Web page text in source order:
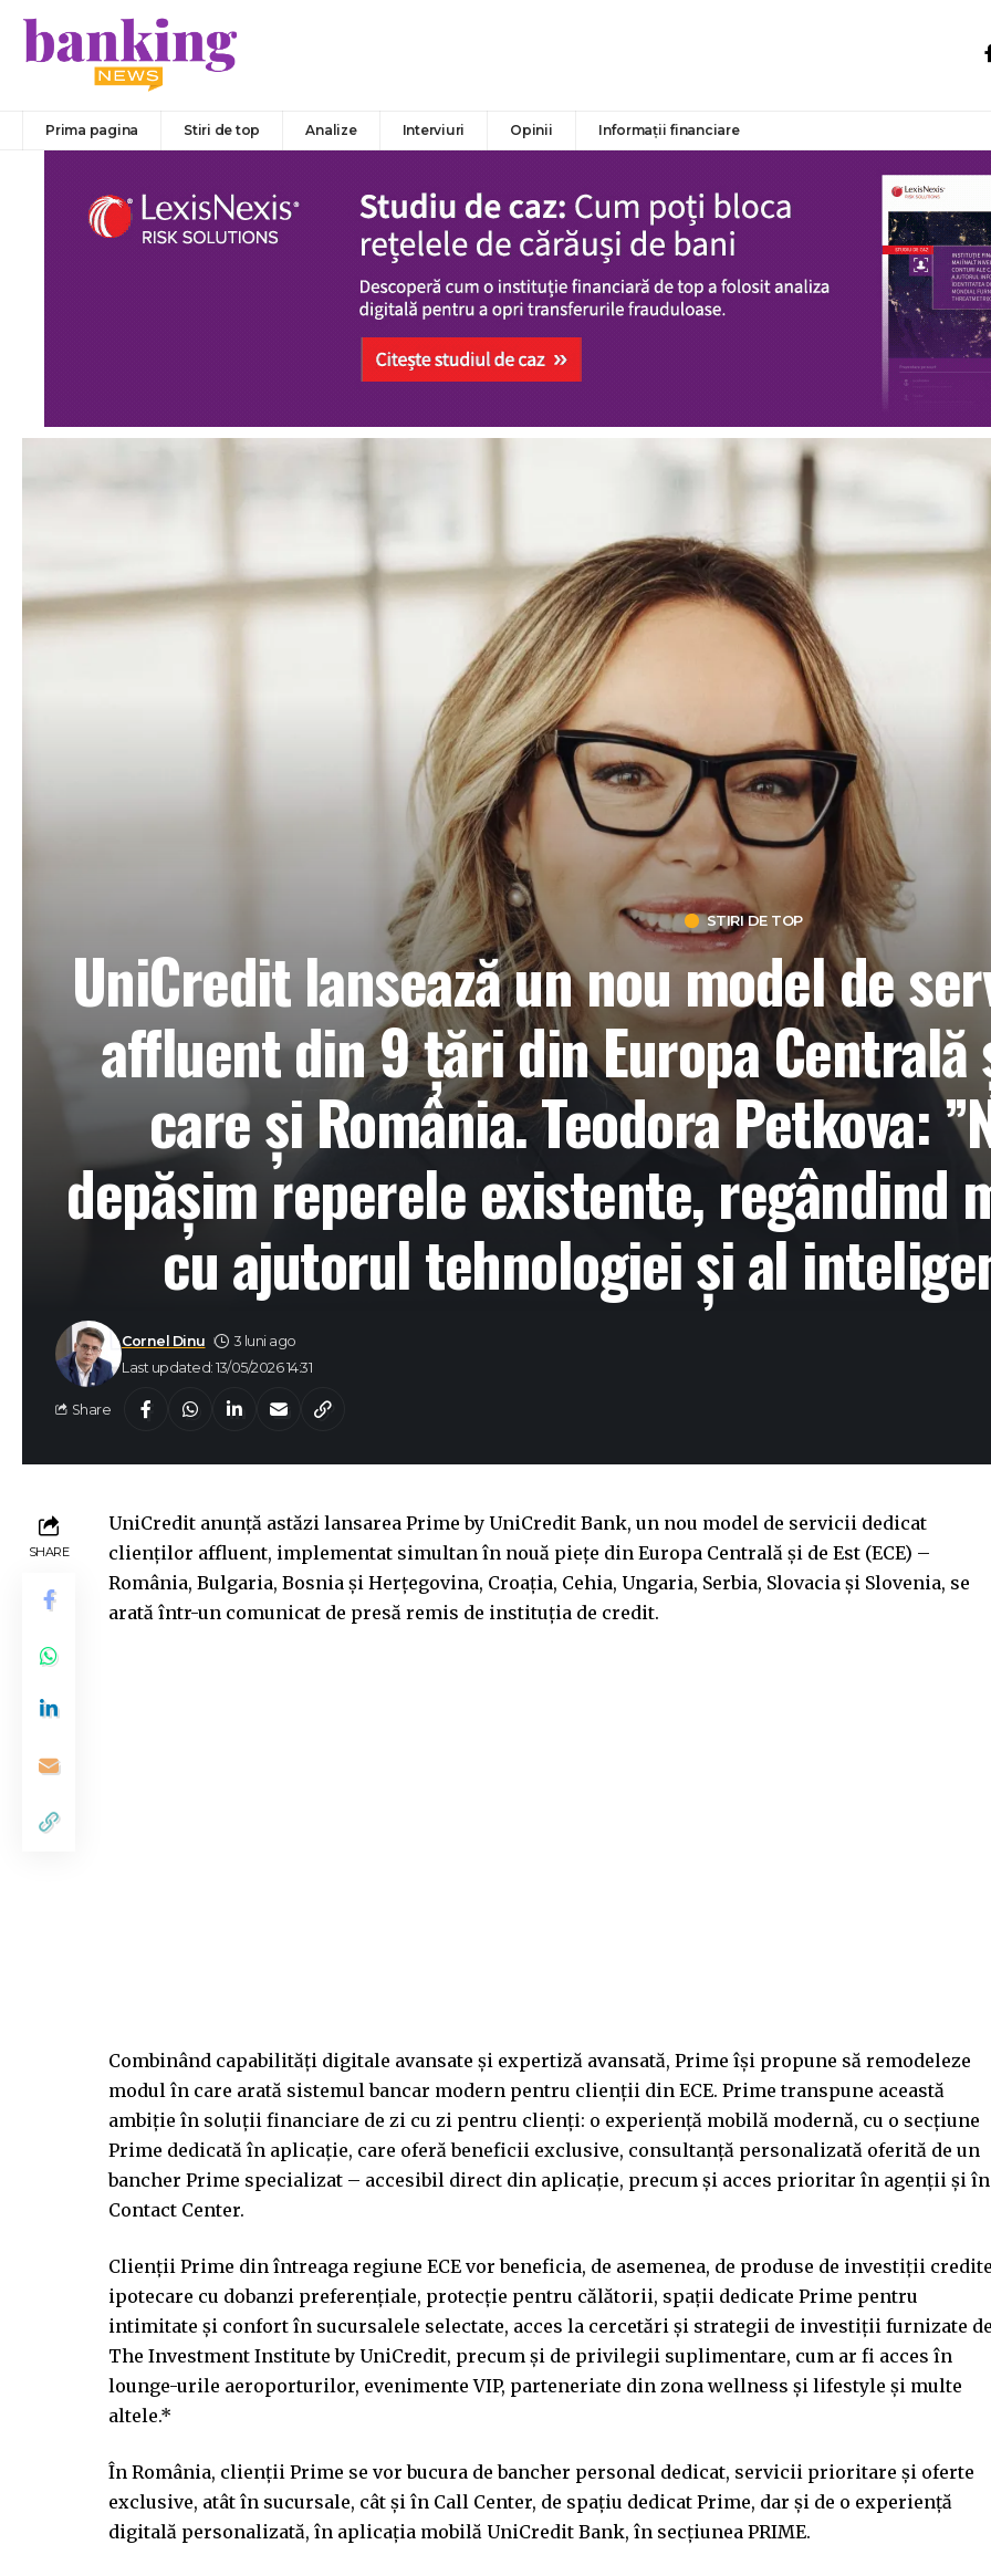
Prima pagina Stiri de top Analize Interviuri Opinii Informații financiare
STIRI DE TOP
UniCredit lansează un nou model de
affluent din 9 țări din Europa
care și România. Teodora Petkova:
depășim reperele existente, regândind
cu ajutorul tehnologiei și al
Last updated: 13/05/2026 14:31
Cornel Dinu 3 luni ago
Share
SHARE
UniCredit anunță astăzi lansarea Prime by UniCredit Bank, un nou model de servicii dedicat
clienților affluent, implementat simultan în nouă piețe din Europa Centrală și de Est (ECE) –
România, Bulgaria, Bosnia și Herțegovina, Croația, Cehia, Ungaria, Serbia, Slovacia și Slovenia, se
arată într-un comunicat de presă remis de instituția de credit.
Combinând capabilități digitale avansate și expertiză avansată, Prime își propune să remodeleze
modul în care arată sistemul bancar modern pentru clienții din ECE. Prime transpune această
ambiție în soluții financiare de zi cu zi pentru clienți: o experiență mobilă modernă, cu o secțiune
Prime dedicată în aplicație, care oferă beneficii exclusive, consultanță personalizată oferită de un
bancher Prime specializat – accesibil direct din aplicație, precum și acces prioritar în agenții și în
Contact Center.
Clienții Prime din întreaga regiune ECE vor beneficia, de asemenea, de produse de investiții
ipotecare cu dobanzi preferențiale, protecție pentru călătorii, spații dedicate Prime pentru
intimitate și confort în sucursalele selectate, acces la cercetări și strategii de investiții furnizate
The Investment Institute by UniCredit, precum și de privilegii suplimentare, cum ar fi acces în
lounge-urile aeroporturilor, evenimente VIP, parteneriate din zona wellness și lifestyle și multe
altele.*
În România, clienții Prime se vor bucura de bancher personal dedicat, servicii prioritare și oferte
exclusive, atât în sucursale, cât și în Call Center, de spațiu dedicat Prime, dar și de o experiență
digitală personalizată, în aplicația mobilă UniCredit Bank, în secțiunea PRIME.